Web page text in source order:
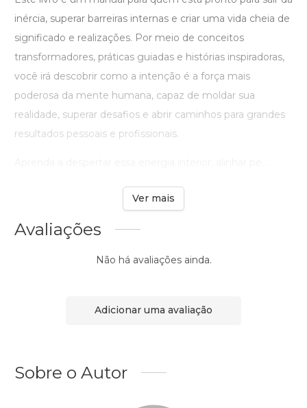
inércia, superar barreiras internas e criar uma vida cheia de
significado e realizações. Por meio de conceitos
transformadores, práticas guiadas e histórias inspiradoras,
você irá descobrir como a intenção é a força mais
poderosa da mente humana, capaz de moldar sua
realidade, superar desafios e abrir caminhos para grandes
resultados pessoais e profissionais.
Ver mais
Avaliações
Não há avaliações ainda.
Adicionar uma avaliação
Sobre o Autor